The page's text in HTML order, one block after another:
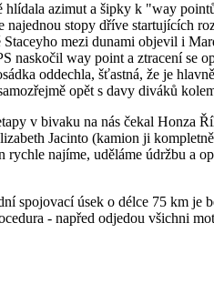
hlídala azimut a šipky k "way
stopy dříve startujících
mezi dunami objevil i
way point a ztracení se
oddechla, šťastná, že je
opět s davy diváků
v bivaku na nás čekal Honza
Jacinto (kamion ji
najíme, uděláme údržbu a
úsek o délce 75 km je
- napřed odjedou všichni